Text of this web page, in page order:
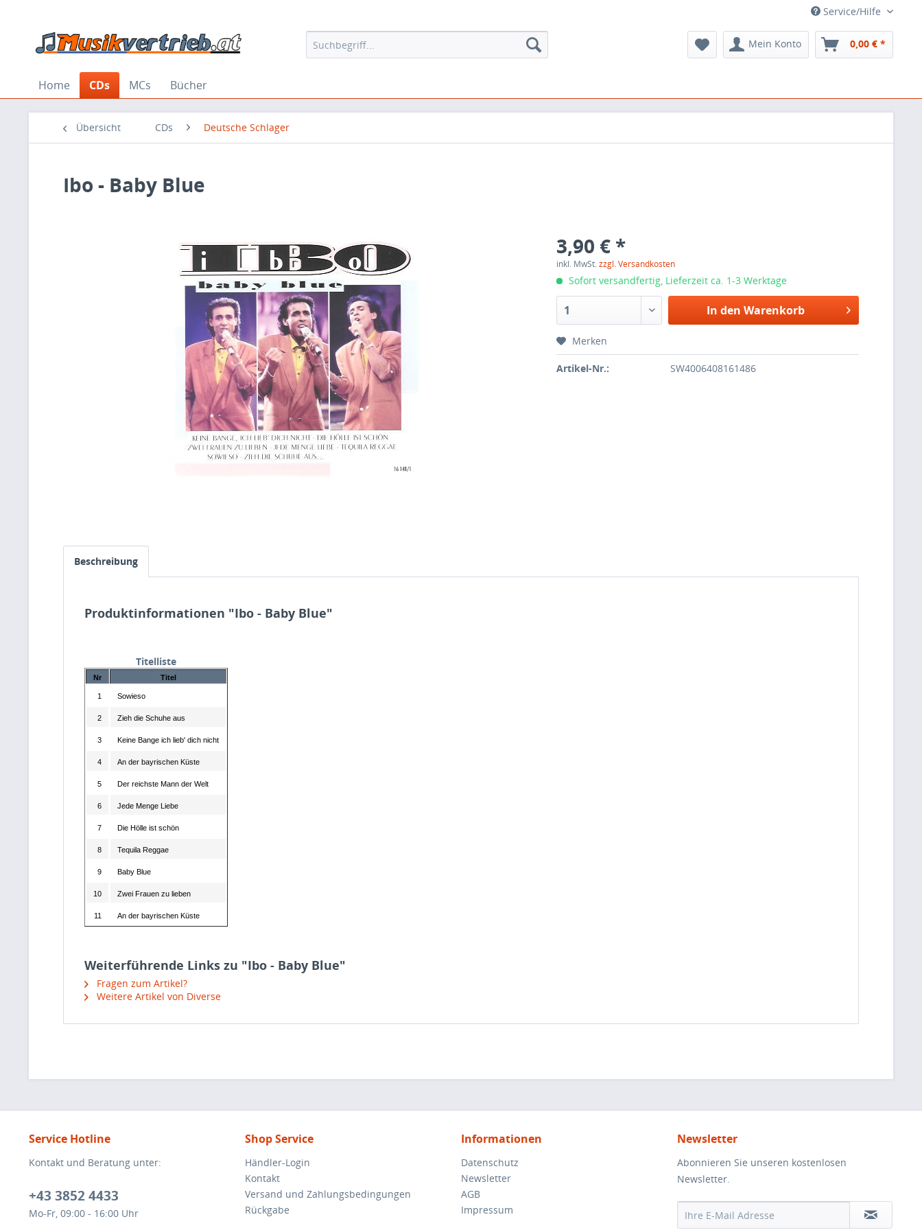
Service/Hilfe
Mein Konto 0,00 € *
Home CDs MCs Bücher
Übersicht CDs Deutsche Schlager
Ibo - Baby Blue
3,90 € *
inkl. MwSt.zzgl. Versandkosten
Sofort versandfertig, Lieferzeit ca. 1-3 Werktage
In den Warenkorb
Merken
Artikel-Nr.: SW4006408161486
Beschreibung
Produktinformationen "Ibo - Baby Blue"
Titelliste
Nr Titel
1 Sowieso
2 Zieh die Schuhe aus
3 Keine Bange ich lieb' dich nicht
4 An der bayrischen Küste
5 Der reichste Mann der Welt
6 Jede Menge Liebe
7 Die Hölle ist schön
8 Tequila Reggae
9 Baby Blue
10 Zwei Frauen zu lieben
11 An der bayrischen Küste
Weiterführende Links zu "Ibo - Baby Blue"
Fragen zum Artikel?
Weitere Artikel von Diverse
Service Hotline
Kontakt und Beratung unter:
+43 3852 4433
Mo-Fr, 09:00 - 16:00 Uhr
Shop Service
Händler-Login
Kontakt
Versand und Zahlungsbedingungen
Rückgabe
Informationen
Datenschutz
Newsletter
AGB
Impressum
Newsletter
Abonnieren Sie unseren kostenlosen
Newsletter.